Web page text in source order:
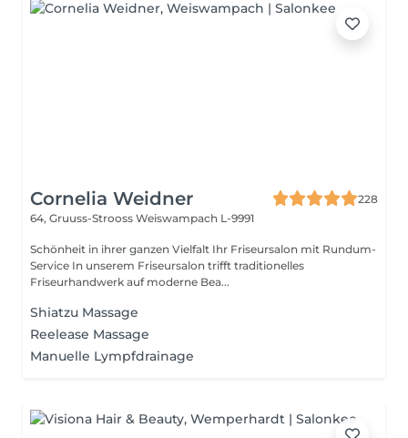
Cornelia Weidner
228
64, Gruuss-Strooss Weiswampach L-9991
Schönheit in ihrer ganzen Vielfalt Ihr Friseursalon mit Rundum-
Service In unserem Friseursalon trifft traditionelles
Friseurhandwerk auf moderne Bea...
Shiatzu Massage
Reelease Massage
Manuelle Lympfdrainage